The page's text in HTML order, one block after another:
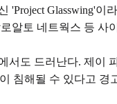
'Project Glasswing'
알토 네트웍스 등 사
도 드러난다. 제이
침해될 수 있다고